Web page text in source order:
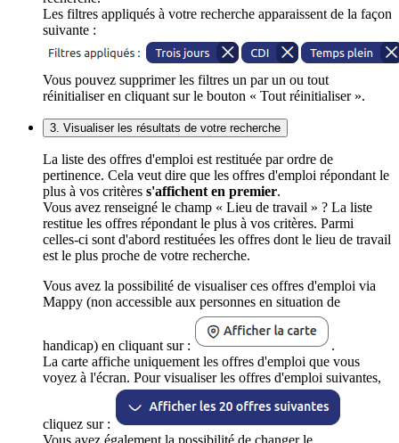
Les filtres appliqués à votre recherche apparaissent de la façon
suivante :
Vous pouvez supprimer les filtres un par un ou tout
réinitialiser en cliquant sur le bouton « Tout réinitialiser ».
3. Visualiser les résultats de votre recherche
La liste des offres d'emploi est restituée par ordre de
pertinence. Cela veut dire que les offres d'emploi répondant le
plus à vos critères s'affichent en premier.
Vous avez renseigné le champ « Lieu de travail » ? La liste
restitue les offres répondant le plus à vos critères. Parmi
celles-ci sont d'abord restituées les offres dont le lieu de travail
est le plus proche de votre recherche.
Vous avez la possibilité de visualiser ces offres d'emploi via
Mappy (non accessible aux personnes en situation de
handicap) en cliquant sur :
.
La carte affiche uniquement les offres d'emploi que vous
voyez à l'écran. Pour visualiser les offres d'emploi suivantes,
cliquez sur :
Vous avez également la possibilité de changer le